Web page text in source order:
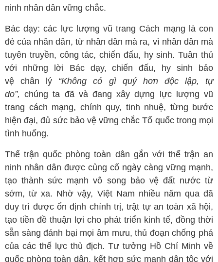
ninh nhân dân vững chắc.
Bác dạy: các lực lượng vũ trang Cách mạng là con
đẻ của nhân dân, từ nhân dân mà ra, vì nhân dân mà
tuyên truyền, công tác, chiến đấu, hy sinh. Tuân thủ
với những lời Bác dạy, chiến đấu, hy sinh bảo
vệ chân lý “Không có gì quý hơn độc lập, tự
do”, chúng ta đã và đang xây dựng lực lượng vũ
trang cách mạng, chính quy, tinh nhuệ, từng bước
hiện đại, đủ sức bảo vệ vững chắc Tổ quốc trong mọi
tình huống.
Thế trận quốc phòng toàn dân gắn với thế trận an
ninh nhân dân được củng cố ngày càng vững mạnh,
tạo thành sức mạnh vô song bảo vệ đất nước từ
sớm, từ xa. Nhờ vậy, Việt Nam nhiều năm qua đã
duy trì được ổn định chính trị, trật tự an toàn xã hội,
tạo tiền đề thuận lợi cho phát triển kinh tế, đồng thời
sẵn sàng đánh bại mọi âm mưu, thủ đoạn chống phá
của các thế lực thù địch. Tư tưởng Hồ Chí Minh về
quốc phòng toàn dân, kết hợp sức mạnh dân tộc với